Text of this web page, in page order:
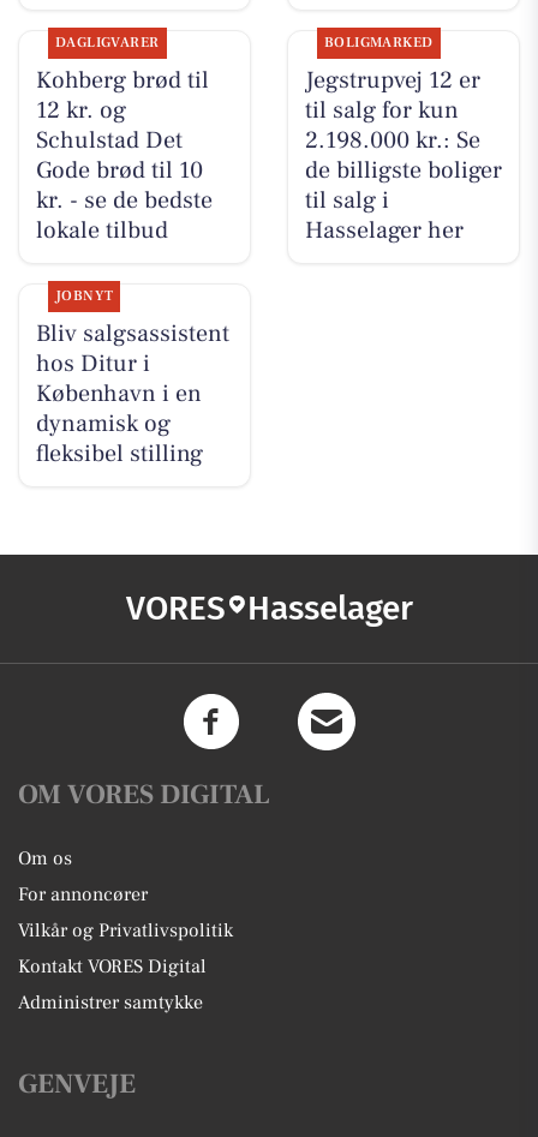
DAGLIGVARER
Kohberg brød til
12 kr. og
Schulstad Det
Gode brød til 10
kr. - se de bedste
lokale tilbud
BOLIGMARKED
Jegstrupvej 12 er
til salg for kun
2.198.000 kr.: Se
de billigste boliger
til salg i
Hasselager her
JOBNYT
Bliv salgsassistent
hos Ditur i
København i en
dynamisk og
fleksibel stilling
VORES Hasselager
OM VORES DIGITAL
Om os
For annoncører
Vilkår og Privatlivspolitik
Kontakt VORES Digital
Administrer samtykke
GENVEJE